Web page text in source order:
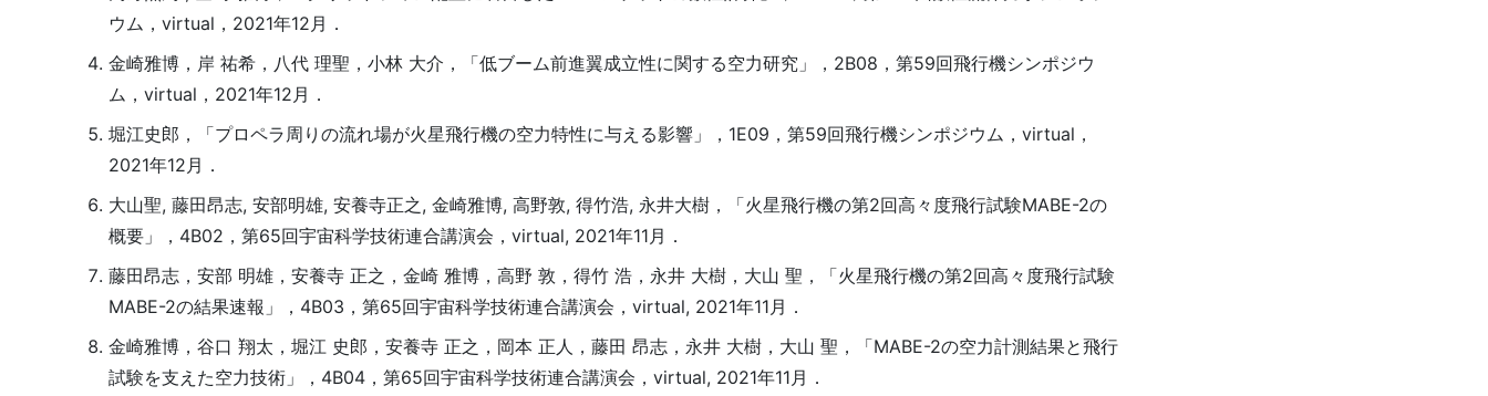
ウム，virtual，2021年12月．
金崎雅博，岸 祐希，八代 理聖，小林 大介，「低ブーム前進翼成立性に関する空力研究」，2B08，第59回飛行機シンポジウ
ム，virtual，2021年12月．
堀江史郎，「プロペラ周りの流れ場が火星飛行機の空力特性に与える影響」，1E09，第59回飛行機シンポジウム，virtual，
2021年12月．
大山聖, 藤田昂志, 安部明雄, 安養寺正之, 金崎雅博, 高野敦, 得竹浩, 永井大樹，「火星飛行機の第2回高々度飛行試験MABE-2の
概要」，4B02，第65回宇宙科学技術連合講演会，virtual, 2021年11月．
藤田昂志，安部 明雄，安養寺 正之，金崎 雅博，高野 敦，得竹 浩，永井 大樹，大山 聖，「火星飛行機の第2回高々度飛行試験
MABE-2の結果速報」，4B03，第65回宇宙科学技術連合講演会，virtual, 2021年11月．
金崎雅博，谷口 翔太，堀江 史郎，安養寺 正之，岡本 正人，藤田 昂志，永井 大樹，大山 聖，「MABE-2の空力計測結果と飛行
試験を支えた空力技術」，4B04，第65回宇宙科学技術連合講演会，virtual, 2021年11月．